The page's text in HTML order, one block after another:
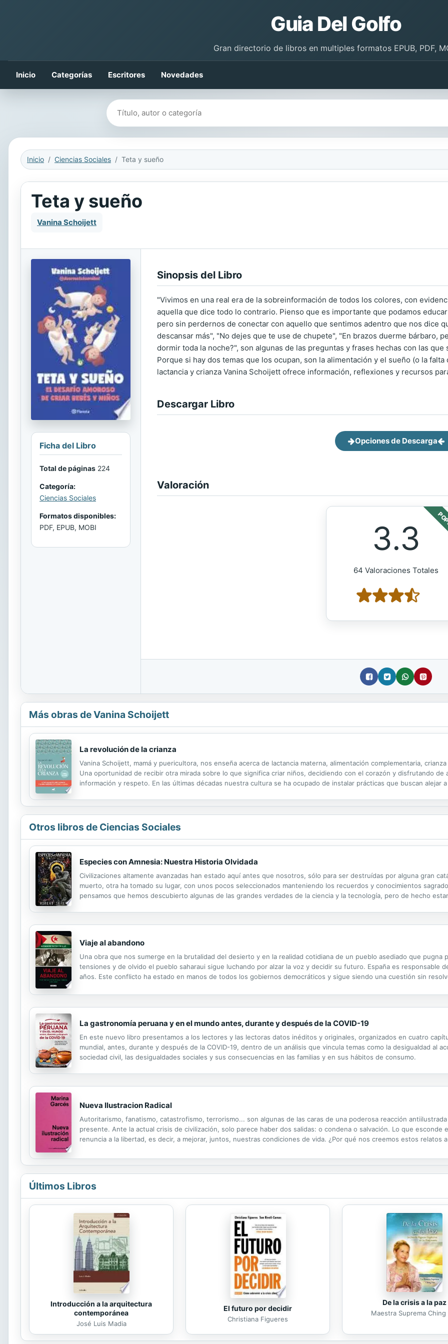
Guia Del Golfo
Gran directorio de libros en multiples formatos EPUB, PDF,
Inicio Categorías Escritores Novedades
Buscar libros
Inicio Ciencias Sociales Teta y sueño
Teta y sueño
Vanina Schoijett
Ficha del Libro
Total de páginas 224
Categoría:
Ciencias Sociales
Formatos disponibles:
PDF, EPUB, MOBI
Sinopsis del Libro
"Vivimos en una real era de la sobreinformación de todos los colores, con
aquella que dice todo lo contrario. Pienso que es importante que podamos
pero sin perdernos de conectar con aquello que sentimos adentro que nos dice
descansar más", "No dejes que te use de chupete", "En brazos duerme bárbaro,
dormir toda la noche?", son algunas de las preguntas y frases hechas con las
Porque si hay dos temas que los ocupan, son la alimentación y el sueño (o la
lactancia y crianza Vanina Schoijett ofrece información, reflexiones y recursos
Descargar Libro
Opciones de Descarga
Valoración
3.3
64 Valoraciones Totales
Más obras de Vanina Schoijett
La revolución de la crianza
Vanina Schoijett, mamá y puericultora, nos enseña acerca de lactancia materna, alimentación complementaria,
Una oportunidad de recibir otra mirada sobre lo que significa criar niños, decidiendo con el corazón y disfrutando de
información y respeto. En las últimas décadas nuestra cultura se ha ocupado de instalar prácticas que buscan alejar
Otros libros de Ciencias Sociales
Especies con Amnesia: Nuestra Historia Olvidada
Civilizaciones altamente avanzadas han estado aquí antes que nosotros, sólo para ser destruídas por alguna gran
muerto, otra ha tomado su lugar, con unos pocos seleccionados manteniendo los recuerdos y conocimientos
pensamos que hemos descubierto algunas de las grandes verdades de la ciencia y la tecnología, pero de hecho
Viaje al abandono
Una obra que nos sumerge en la brutalidad del desierto y en la realidad cotidiana de un pueblo asediado que pugna
tensiones y de olvido el pueblo saharaui sigue luchando por alzar la voz y decidir su futuro. España es responsable
años. Este conflicto ha estado en manos de todos los gobiernos democráticos y sigue siendo una cuestión sin
La gastronomía peruana y en el mundo antes, durante y después de la COVID-19
En este nuevo libro presentamos a los lectores y las lectoras datos inéditos y originales, organizados en cuatro
mundial, antes, durante y después de la COVID-19, dentro de un análisis que vincula temas como la desigualdad al
sociedad civil, las desigualdades sociales y sus consecuencias en las familias y en sus hábitos de consumo.
Nueva Ilustracion Radical
Autoritarismo, fanatismo, catastrofismo, terrorismo... son algunas de las caras de una poderosa reacción
presente. Ante la actual crisis de civilización, solo parece haber dos salidas: o condena o salvación. Lo que esconde
renuncia a la libertad, es decir, a mejorar, juntos, nuestras condiciones de vida. ¿Por qué nos creemos estos relatos
Últimos Libros
Introducción a la arquitectura
contemporánea
José Luis Madia
El futuro por decidir
Christiana Figueres
De la crisis a la paz
Maestra Suprema Ching